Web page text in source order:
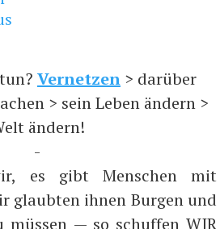
Vernetzen > darüber
> sein Leben ändern >
ändern!
-
es gibt Menschen mit
glaubten ihnen Burgen und
müssen — so schuffen WIR